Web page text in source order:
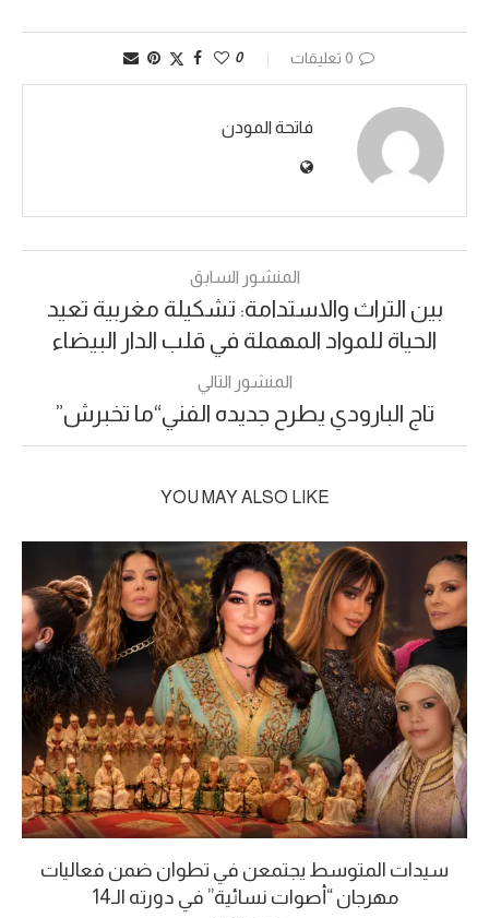
0 تعليقات 0
فاتحة المودن
المنشور السابق
بين التراث والاستدامة: تشكيلة مغربية تعيد
الحياة للمواد المهملة في قلب الدار البيضاء
المنشور التالي
تاج البارودي يطرح جديده الفني“ما تخبرش”
YOU MAY ALSO LIKE
سيدات المتوسط يجتمعن في تطوان ضمن فعاليات
مهرجان “أصوات نسائية” في دورته الـ14